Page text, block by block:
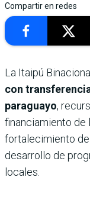
Compartir en redes
La Itaipú
con
paraguayo,
financiamiento de
fortalecimiento
desarrollo de
locales.